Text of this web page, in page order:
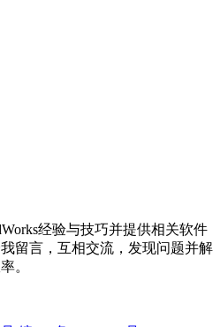
经验与技巧并提供相关软件
留言，互相交流，发现问题并解
。